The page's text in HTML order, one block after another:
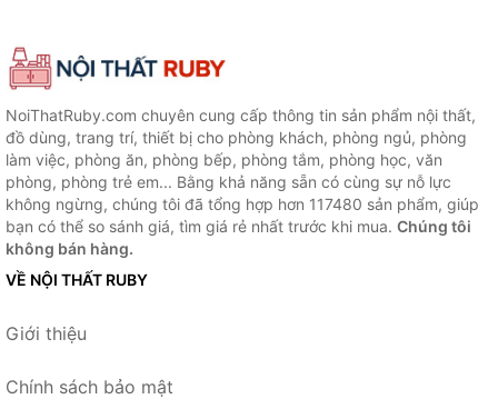
NoiThatRuby.com chuyên cung cấp thông tin sản phẩm nội thất,
đồ dùng, trang trí, thiết bị cho phòng khách, phòng ngủ, phòng
làm việc, phòng ăn, phòng bếp, phòng tắm, phòng học, văn
phòng, phòng trẻ em... Bằng khả năng sẵn có cùng sự nỗ lực
không ngừng, chúng tôi đã tổng hợp hơn 117480 sản phẩm, giúp
bạn có thể so sánh giá, tìm giá rẻ nhất trước khi mua. Chúng tôi
không bán hàng.
VỀ NỘI THẤT RUBY
Giới thiệu
Chính sách bảo mật